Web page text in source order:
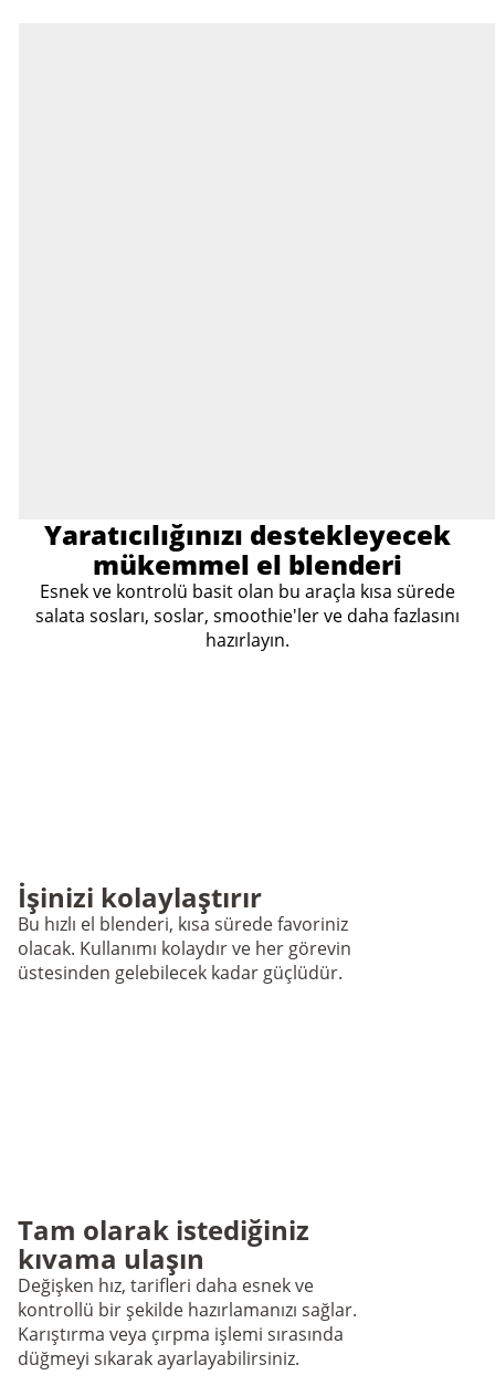
Yaratıcılığınızı destekleyecek
mükemmel el blenderi
Esnek ve kontrolü basit olan bu araçla kısa sürede
salata sosları, soslar, smoothie'ler ve daha fazlasını
hazırlayın.
İşinizi kolaylaştırır
Bu hızlı el blenderi, kısa sürede favoriniz
olacak. Kullanımı kolaydır ve her görevin
üstesinden gelebilecek kadar güçlüdür.
Tam olarak istediğiniz
kıvama ulaşın
Değişken hız, tarifleri daha esnek ve
kontrollü bir şekilde hazırlamanızı sağlar.
Karıştırma veya çırpma işlemi sırasında
düğmeyi sıkarak ayarlayabilirsiniz.